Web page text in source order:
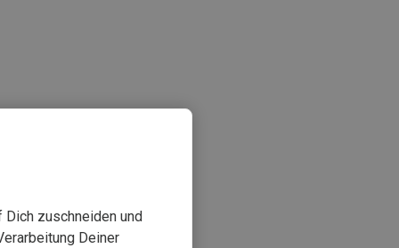
zuschneiden und
Deiner